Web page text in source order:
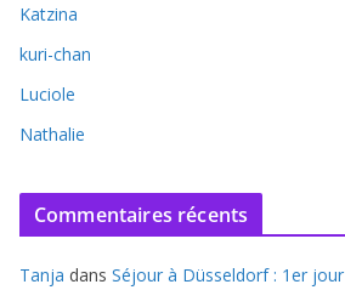
Katzina
kuri-chan
Luciole
Nathalie
Commentaires récents
Tanja dans Séjour à Düsseldorf : 1er jour